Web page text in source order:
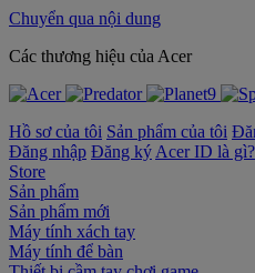
Chuyển qua nội dung
‌Các thương hiệu của Acer
Hồ sơ của tôi Sản phẩm của tôi
Đăng nhập Đăng ký Acer ID là gì?
Store
Sản phẩm
Sản phẩm mới
Máy tính xách tay
Máy tính để bàn